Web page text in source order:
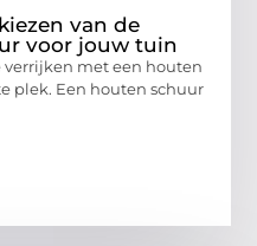
van de
voor jouw tuin
verrijken met een houten
plek. Een houten schuur